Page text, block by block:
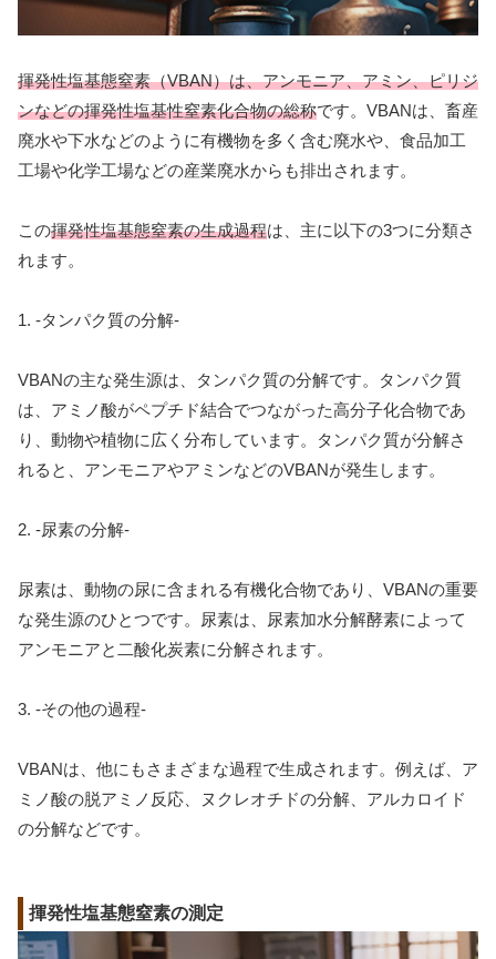
揮発性塩基態窒素（VBAN）は、アンモニア、アミン、ピリジ
ンなどの揮発性塩基性窒素化合物の総称です。VBANは、畜産
廃水や下水などのように有機物を多く含む廃水や、食品加工
工場や化学工場などの産業廃水からも排出されます。
この揮発性塩基態窒素の生成過程は、主に以下の3つに分類さ
れます。
1. -タンパク質の分解-
VBANの主な発生源は、タンパク質の分解です。タンパク質
は、アミノ酸がペプチド結合でつながった高分子化合物であ
り、動物や植物に広く分布しています。タンパク質が分解さ
れると、アンモニアやアミンなどのVBANが発生します。
2. -尿素の分解-
尿素は、動物の尿に含まれる有機化合物であり、VBANの重要
な発生源のひとつです。尿素は、尿素加水分解酵素によって
アンモニアと二酸化炭素に分解されます。
3. -その他の過程-
VBANは、他にもさまざまな過程で生成されます。例えば、ア
ミノ酸の脱アミノ反応、ヌクレオチドの分解、アルカロイド
の分解などです。
揮発性塩基態窒素の測定